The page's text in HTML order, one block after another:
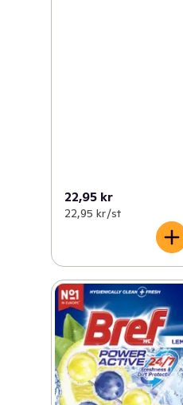
22,95 kr
22,95 kr /st